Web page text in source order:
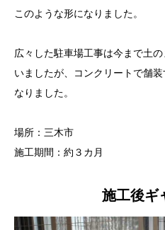
このような形になりました。
広々した駐車場工事は今まで土
いましたが、コンクリートで舗
なりました。
場所：三木市
施工期間：約３カ月
施工後ギ